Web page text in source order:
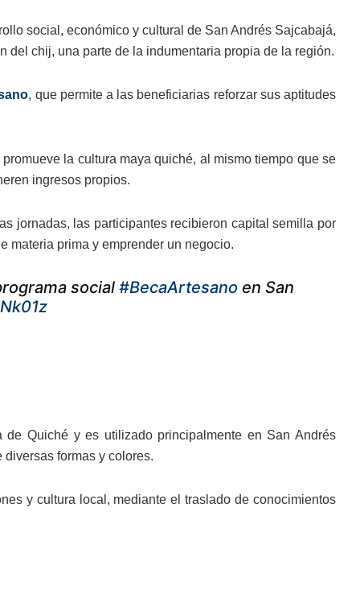
social, económico y cultural de San Andrés Sajcabajá,
del chij, una parte de la indumentaria propia de la región.
, que permite a las beneficiarias reforzar sus aptitudes
la cultura maya quiché, al mismo tiempo que se
ingresos propios.
jornadas, las participantes recibieron capital semilla por
materia prima y emprender un negocio.
social #BecaArtesano en San
Quiché y es utilizado principalmente en San Andrés
formas y colores.
y cultura local, mediante el traslado de conocimientos